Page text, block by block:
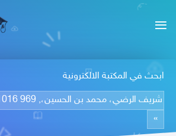
ابحث في المكتبة الالكترونية